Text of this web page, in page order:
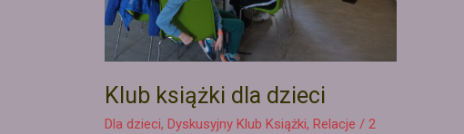
Klub książki dla dzieci
Dla dzieci, Dyskusyjny Klub Książki, Relacje / 2